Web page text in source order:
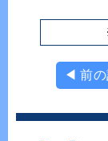
◀ 前の